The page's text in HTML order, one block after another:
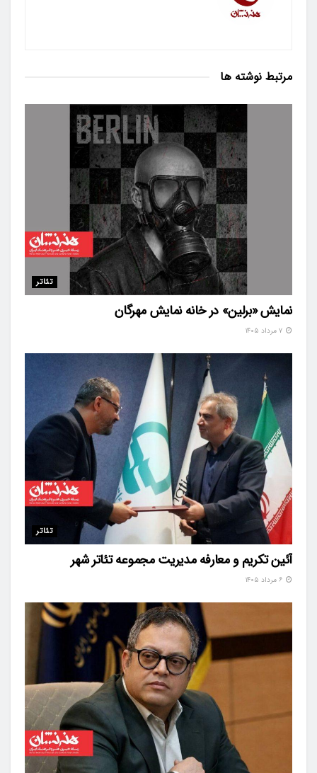
مرتبط نوشته ها
تئاتر
نمایش «برلین» در خانه نمایش مهرگان
تئاتر
آئین تکریم و معارفه مدیریت مجموعه تئاتر شهر